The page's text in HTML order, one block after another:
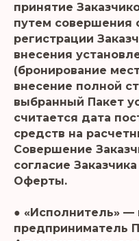
принятие
путем совершения
регистрации
внесения
(бронирование
внесение полной
выбранный Пакет
считается дата
средств на
Совершение
согласие
Оферты.
● «Исполнитель»
предприниматель